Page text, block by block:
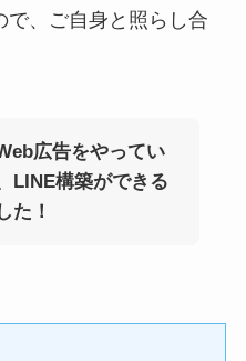
で、ご自身と照らし合
広告をやってい
LINE構築ができる
た！